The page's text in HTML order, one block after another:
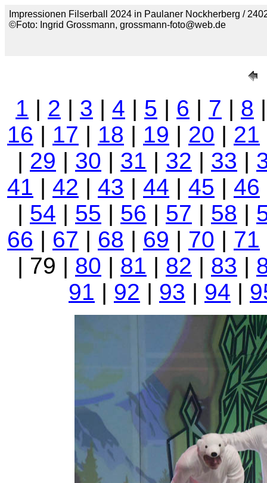
Impressionen Filserball 2024 in Paulaner Nockherberg /
©Foto: Ingrid Grossmann, grossmann-foto@web.de
1 | 2 | 3 | 4 | 5 | 6 | 7 | 8
16 | 17 | 18 | 19 | 20 | 21
| 29 | 30 | 31 | 32 | 33 |
41 | 42 | 43 | 44 | 45 | 46
| 54 | 55 | 56 | 57 | 58 |
66 | 67 | 68 | 69 | 70 | 71
| 79 | 80 | 81 | 82 | 83 |
91 | 92 | 93 | 94 |